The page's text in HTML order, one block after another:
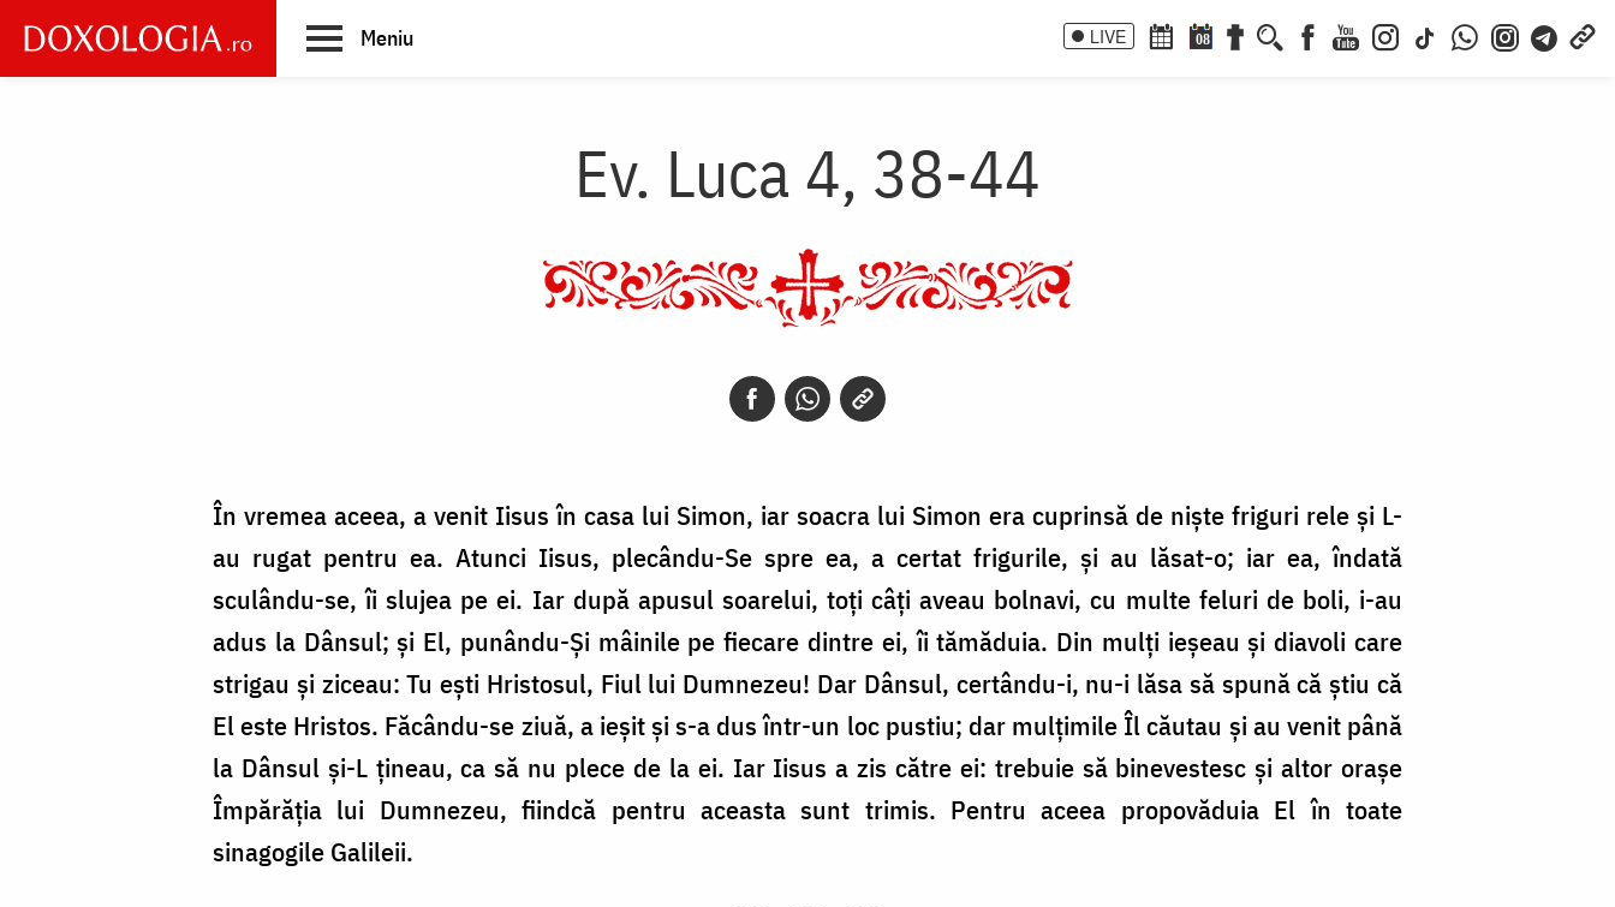
main
Meniu LIVE 08
Ev. Luca 4, 38-44
În vremea aceea, a venit Iisus în casa lui Simon, iar soacra lui Simon era cuprinsă de niște friguri rele și L-
au rugat pentru ea. Atunci Iisus, plecându-Se spre ea, a certat frigurile, și au lăsat-o; iar ea, îndată
sculându-se, îi slujea pe ei. Iar după apusul soarelui, toți câți aveau bolnavi, cu multe feluri de boli, i-au
adus la Dânsul; și El, punându-Și mâinile pe fiecare dintre ei, îi tămăduia. Din mulți ieșeau și diavoli care
strigau și ziceau: Tu ești Hristosul, Fiul lui Dumnezeu! Dar Dânsul, certându-i, nu-i lăsa să spună că știu că
El este Hristos. Făcându-se ziuă, a ieșit și s-a dus într-un loc pustiu; dar mulțimile Îl căutau și au venit până
la Dânsul și-L țineau, ca să nu plece de la ei. Iar Iisus a zis către ei: trebuie să binevestesc și altor orașe
Împărăția lui Dumnezeu, fiindcă pentru aceasta sunt trimis. Pentru aceea propovăduia El în toate
sinagogile Galileii.